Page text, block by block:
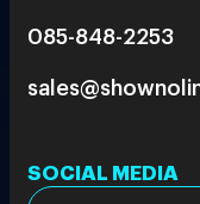
085-848-2253
SOCIAL MEDIA